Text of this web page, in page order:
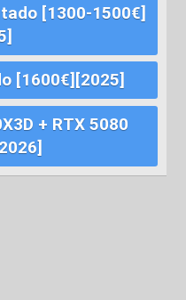
[1300-1500€]
[1600€][2025]
+ RTX 5080